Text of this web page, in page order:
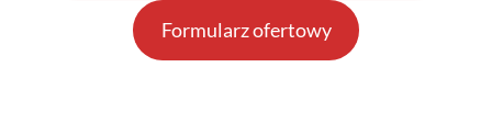
Formularz ofertowy